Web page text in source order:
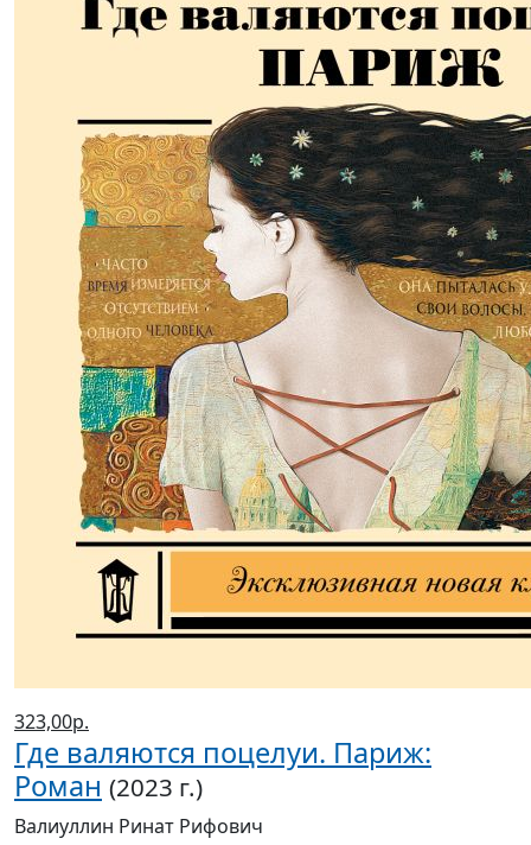
323,00р.
Где валяются поцелуи. Париж:
Роман (2023 г.)
Валиуллин Ринат Рифович
Магазины